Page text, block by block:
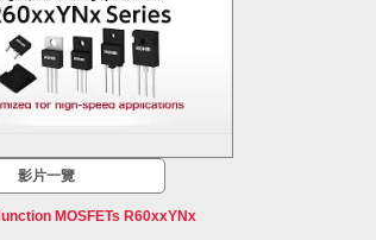
影片一覽
MOSFETs R60xxYNx